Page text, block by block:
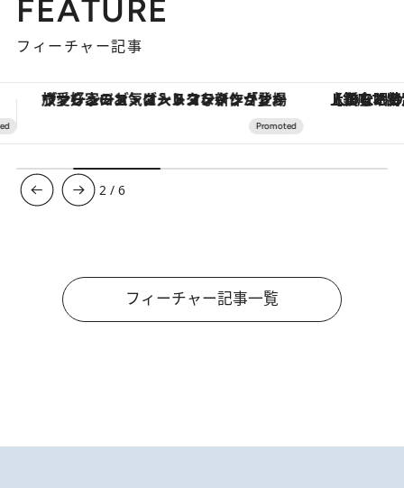
FEATURE
フィーチャー記事
【銀座で出合う最旬美容】美髪ケアや上質な眠り…セルフケアのアップデートから、特別な名入れギフトまで。大人のための「ReFa GINZA」クルーズ 【夏限定ディナーコース】旬を
3 /6
フィーチャー記事一覧